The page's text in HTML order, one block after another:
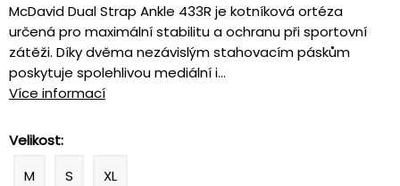
McDavid Dual Strap Ankle 433R je kotníková ortéza
určená pro maximální stabilitu a ochranu při sportovní
zátěži. Díky dvěma nezávislým stahovacím páskům
poskytuje spolehlivou mediální i...
Více informací
Velikost:
M
S XL